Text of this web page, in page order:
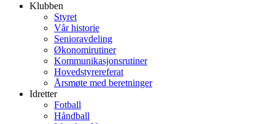
Klubben
Styret
Vår historie
Senioravdeling
Økonomirutiner
Kommunikasjonsrutiner
Hovedstyrereferat
Årsmøte med beretninger
Idretter
Fotball
Håndball